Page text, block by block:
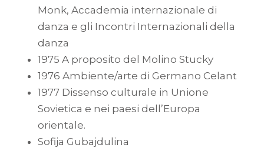
Monk, Accademia internazionale di
danza e gli Incontri Internazionali della
danza
1975 A proposito del Molino Stucky
1976 Ambiente/arte di Germano Celant
1977 Dissenso culturale in Unione
Sovietica e nei paesi dell’Europa
orientale.
Sofija Gubajdulina